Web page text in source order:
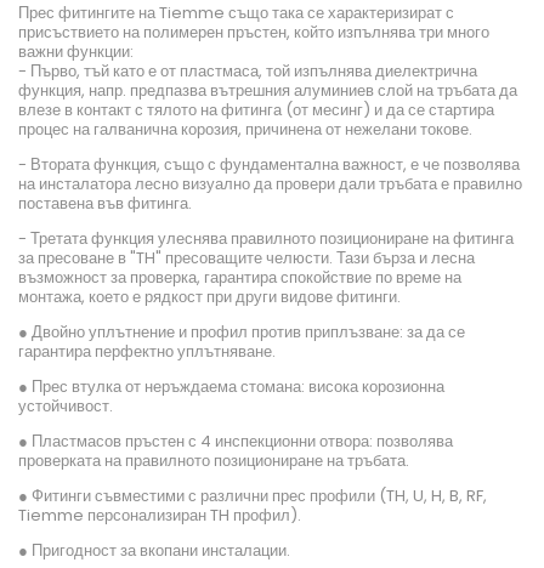
Прес фитингите на Tiemme също така се характеризират с
присъствието на полимерен пръстен, който изпълнява три много
важни функции:
- Първо, тъй като е от пластмаса, той изпълнява диелектрична
функция, напр. предпазва вътрешния алуминиев слой на тръбата да
влезе в контакт с тялото на фитинга (от месинг) и да се стартира
процес на галванична корозия, причинена от нежелани токове.
- Втората функция, също с фундаментална важност, е че позволява
на инсталатора лесно визуално да провери дали тръбата е правилно
поставена във фитинга.
- Третата функция улеснява правилното позициониране на фитинга
за пресоване в "TH" пресоващите челюсти. Тази бърза и лесна
възможност за проверка, гарантира спокойствие по време на
монтажа, което е рядкост при други видове фитинги.
● Двойно уплътнение и профил против приплъзване: за да се
гарантира перфектно уплътняване.
● Прес втулка от неръждаема стомана: висока корозионна
устойчивост.
● Пластмасов пръстен с 4 инспекционни отвора: позволява
проверката на правилното позициониране на тръбата.
● Фитинги съвместими с различни прес профили (TH, U, H, B, RF,
Tiemme персонализиран TH профил).
● Пригодност за вкопани инсталации.